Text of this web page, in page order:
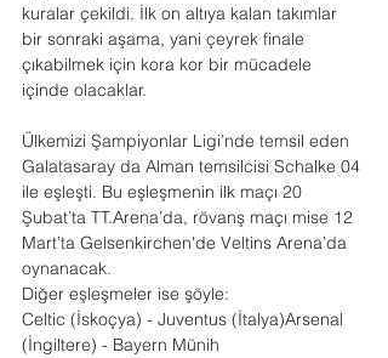
kuralar çekildi. İlk on altıya kalan takımlar
bir sonraki aşama, yani çeyrek finale
çıkabilmek için kora kor bir mücadele
içinde olacaklar.
Ülkemizi Şampiyonlar Ligi’nde temsil eden
Galatasaray da Alman temsilcisi Schalke 04
ile eşleşti. Bu eşleşmenin ilk maçı 20
Şubat’ta TT.Arena’da, rövanş maçı mise 12
Mart’ta Gelsenkirchen'de Veltins Arena’da
oynanacak.
Diğer eşleşmeler ise şöyle:
Celtic (İskoçya) - Juventus (İtalya)Arsenal
(İngiltere) - Bayern Münih